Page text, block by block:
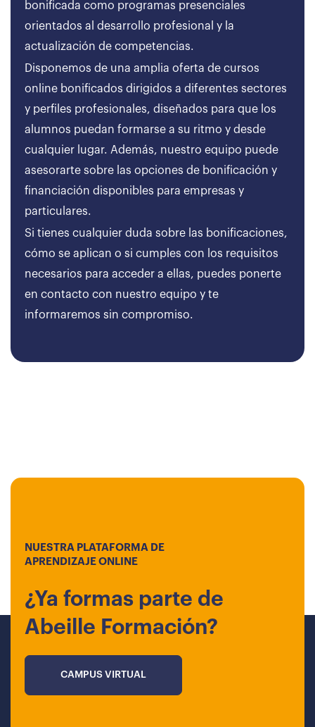
bonificada como programas presenciales
orientados al desarrollo profesional y la
actualización de competencias.
Disponemos de una amplia oferta de cursos
online bonificados dirigidos a diferentes sectores
y perfiles profesionales, diseñados para que los
alumnos puedan formarse a su ritmo y desde
cualquier lugar. Además, nuestro equipo puede
asesorarte sobre las opciones de bonificación y
financiación disponibles para empresas y
particulares.
Si tienes cualquier duda sobre las bonificaciones,
cómo se aplican o si cumples con los requisitos
necesarios para acceder a ellas, puedes ponerte
en contacto con nuestro equipo y te
informaremos sin compromiso.
NUESTRA PLATAFORMA DE
APRENDIZAJE ONLINE
¿Ya formas parte de
Abeille Formación?
CAMPUS VIRTUAL